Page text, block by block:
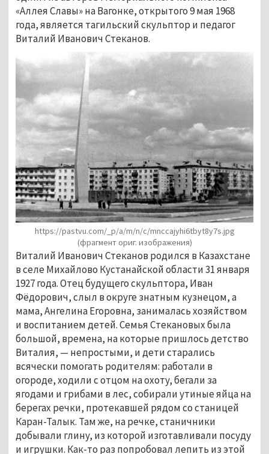
«Аллея Славы» на Вагонке, открытого 9 мая 1968
года, является тагильский скульптор и педагог
Виталий Иванович Стеканов.
https://pastvu.com/_p/a/m/n/c/mnccajyhi6tbyt8y7s.jpg
(фрагмент ориг. изображения)
Виталий Иванович Стеканов родился в Казахстане
в селе Михайлово Кустанайской области 31 января
1927 года. Отец будущего скульптора, Иван
Фёдорович, слыл в округе знатным кузнецом, а
мама, Ангелина Егоровна, занималась хозяйством
и воспитанием детей. Семья Стекановых была
большой, времена, на которые пришлось детство
Виталия, — непростыми, и дети старались
всячески помогать родителям: работали в
огороде, ходили с отцом на охоту, бегали за
ягодами и грибами в лес, собирали утиные яйца на
берегах речки, протекавшей рядом со станицей
Каран-Талык. Там же, на речке, станичники
добывали глину, из которой изготавливали посуду
и игрушки. Как-то раз попробовал лепить из этой